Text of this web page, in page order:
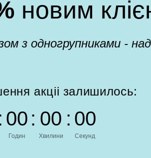
новим
з одногрупниками -
акціі залишилось:
00
Годин
: 00
Хвилини
: 00
Секунд